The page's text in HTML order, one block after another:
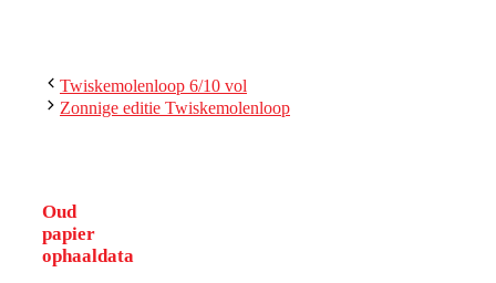
Twiskemolenloop 6/10 vol
Zonnige editie Twiskemolenloop
Oud
papier
ophaaldata